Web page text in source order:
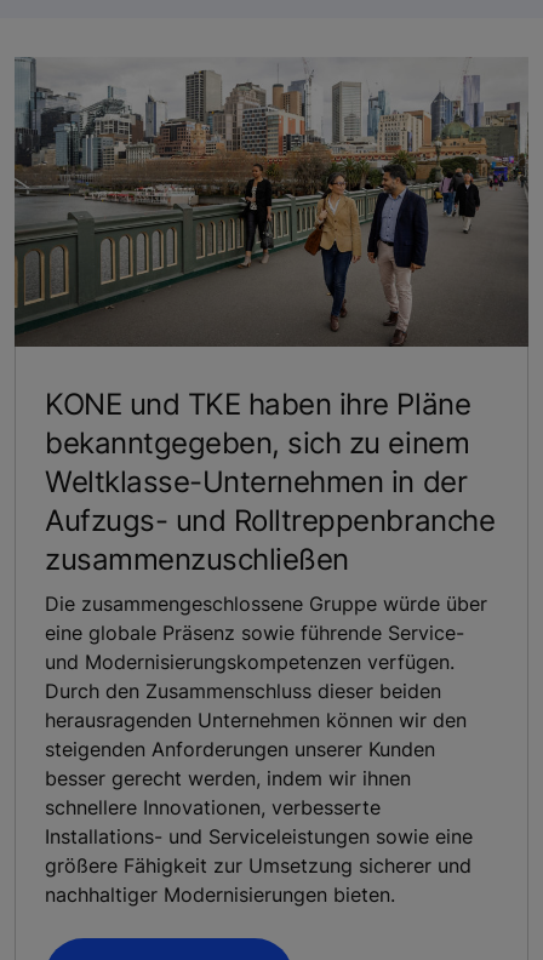
KONE und TKE haben ihre Pläne
bekanntgegeben, sich zu einem
Weltklasse-Unternehmen in der
Aufzugs- und Rolltreppenbranche
zusammenzuschließen
Die zusammengeschlossene Gruppe würde über
eine globale Präsenz sowie führende Service-
und Modernisierungskompetenzen verfügen.
Durch den Zusammenschluss dieser beiden
herausragenden Unternehmen können wir den
steigenden Anforderungen unserer Kunden
besser gerecht werden, indem wir ihnen
schnellere Innovationen, verbesserte
Installations- und Serviceleistungen sowie eine
größere Fähigkeit zur Umsetzung sicherer und
nachhaltiger Modernisierungen bieten.